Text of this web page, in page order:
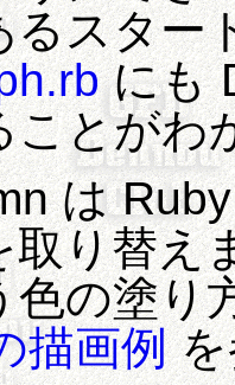
るスター
にも
ことがわ
は
取り替え
色の塗り
描画例を